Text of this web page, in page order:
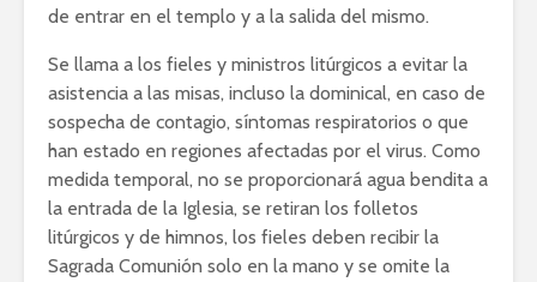
de entrar en el templo y a la salida del mismo.
Se llama a los fieles y ministros litúrgicos a evitar la
asistencia a las misas, incluso la dominical, en caso de
sospecha de contagio, síntomas respiratorios o que
han estado en regiones afectadas por el virus. Como
medida temporal, no se proporcionará agua bendita a
la entrada de la Iglesia, se retiran los folletos
litúrgicos y de himnos, los fieles deben recibir la
Sagrada Comunión solo en la mano y se omite la